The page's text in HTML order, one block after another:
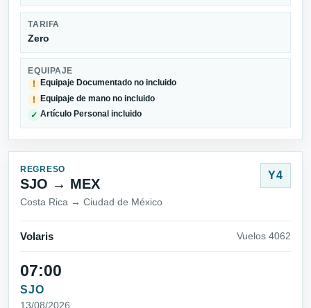
TARIFA
Zero
EQUIPAJE
!
Equipaje Documentado no incluido
! Equipaje de mano no incluido
✓ Artículo Personal incluido
REGRESO
SJO → MEX
Costa Rica → Ciudad de México
Y4
Volaris Vuelos 4062
07:00
SJO
13/08/2026